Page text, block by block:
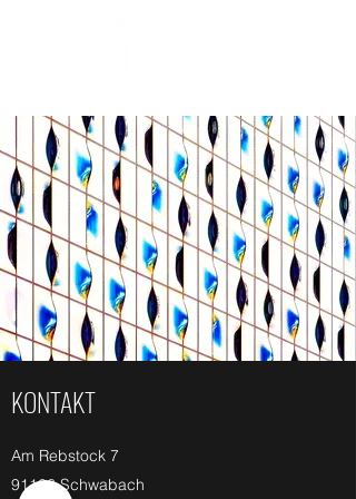
KONTAKT
Am Rebstock 7
91126 Schwabach